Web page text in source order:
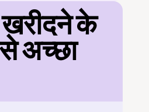
के
अच्छा